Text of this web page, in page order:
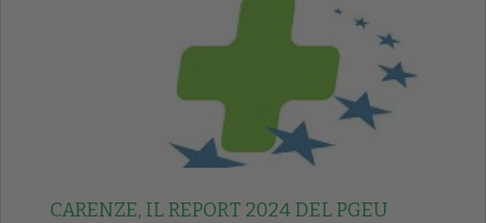
CARENZE, IL REPORT 2024 DEL PGEU